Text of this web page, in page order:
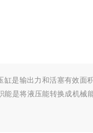
缸是输出力和活塞有效面
能是将液压能转换成机械